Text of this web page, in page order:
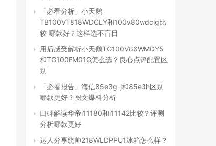
「必看分析」小天鹅
TB100VT818WDCLY和100v80wdclg比
较 哪款好？这样选不盲目
用后感受解析小天鹅TG100V86WMDY5
和TG100EM01G怎么选？良心点评配置区
别
「必看报告」海信85e3g-j和85e3h区别
哪款更好？图文爆料分析
口碑解读华帝i11180和i11142比较？评测
分析哪款更好
达人分享统帅218WLDPPU1冰箱怎么样？